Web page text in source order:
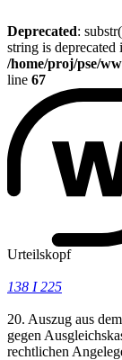
Deprecated:
string is deprecated
/home/proj/pse/
line 67
Urteilskopf
138 I 225
20. Auszug aus
gegen
rechtlichen